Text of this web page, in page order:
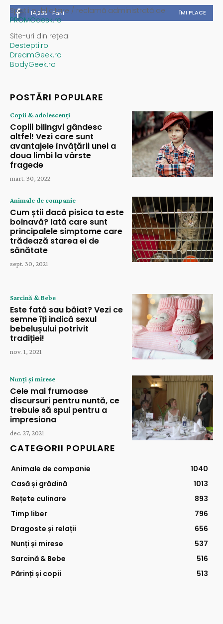
14,235 Fani ÎMI PLACE
Spații publicitare / reclamă administrată de
PROMOdesk.ro
Site-uri din rețea:
Destepti.ro
DreamGeek.ro
BodyGeek.ro
POSTĂRI POPULARE
Copii & adolescenți
Copiii bilingvi gândesc
altfel! Vezi care sunt
avantajele învățării unei a
doua limbi la vârste
fragede
mart. 30, 2022
Animale de companie
Cum știi dacă pisica ta este
bolnavă? Iată care sunt
principalele simptome care
trădează starea ei de
sănătate
sept. 30, 2021
Sarcină & Bebe
Este fată sau băiat? Vezi ce
semne îți indică sexul
bebelușului potrivit
tradiției!
nov. 1, 2021
Nunți și mirese
Cele mai frumoase
discursuri pentru nuntă, ce
trebuie să spui pentru a
impresiona
dec. 27, 2021
CATEGORII POPULARE
Animale de companie
1040
Casă și grădină
1013
Rețete culinare
893
Timp liber
796
Dragoste și relații
656
Nunți și mirese
537
Sarcină & Bebe
516
Părinți și copii
513